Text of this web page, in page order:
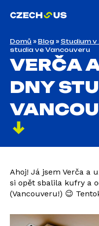
Domů » Blog » Studium
studia ve Vancouveru
VERČA
DNY
Ahoj! Já jsem Verča a
si opět sbalila kufry a
(Vancouveru!) 😉